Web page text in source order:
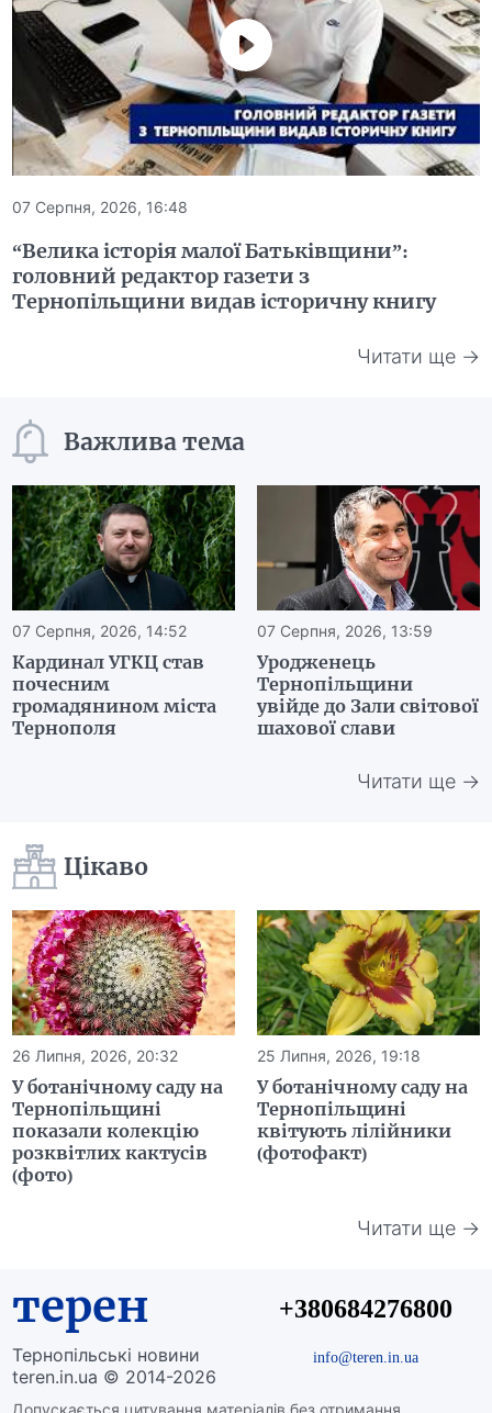
07 Серпня, 2026, 16:48
“Велика історія малої Батьківщини”:
головний редактор газети з
Тернопільщини видав історичну книгу
Читати ще →
Важлива тема
07 Серпня, 2026, 14:52
Кардинал УГКЦ став
почесним
громадянином міста
Тернополя
07 Серпня, 2026, 13:59
Уродженець
Тернопільщини
увійде до Зали світової
шахової слави
Читати ще →
Цікаво
26 Липня, 2026, 20:32
У ботанічному саду на
Тернопільщині
показали колекцію
розквітлих кактусів
(фото)
25 Липня, 2026, 19:18
У ботанічному саду на
Тернопільщині
квітують лілійники
(фотофакт)
Читати ще →
терен
Тернопільські новини
teren.in.ua © 2014-2026
+380684276800
info@teren.in.ua